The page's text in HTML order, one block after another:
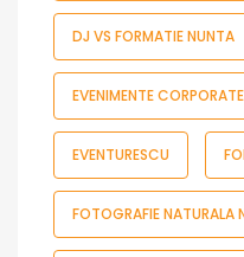
DJ VS FORMATIE NUNTA
EVENIMENTE
EVENTURESCU
FOTOGRAFIE NATURALA